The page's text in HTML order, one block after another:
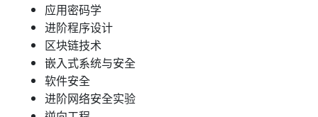
应用密码学
进阶程序设计
区块链技术
嵌入式系统与安全
软件安全
进阶网络安全实验